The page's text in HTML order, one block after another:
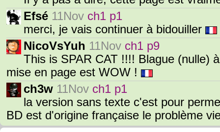
Efsé 11Nov ch1 p1
merci, je vais continuer à bidouiller
NicoVsYuh 11Nov ch1 p9
This is SPAR CAT !!!! Blague (nulle)
mise en page est WOW !
ch3w 11Nov ch1 p1
la version sans texte c'est pour
BD est d'origine française le problème